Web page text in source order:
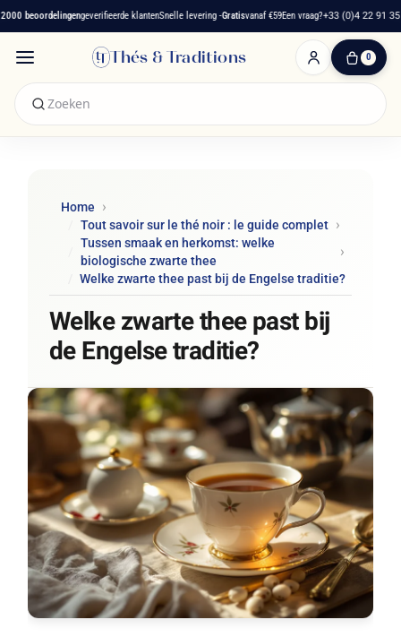
beoordelingengeverifieerde klantenSnelle levering -Gratisvanaf €59Een vraag?+33 (0)4 22 91 35
Thés & Traditions 0
0
Home
Tout savoir sur le thé noir : le guide complet
Tussen smaak en herkomst: welke
biologische zwarte thee
Welke zwarte thee past bij de Engelse traditie?
Welke zwarte thee past bij
de Engelse traditie?